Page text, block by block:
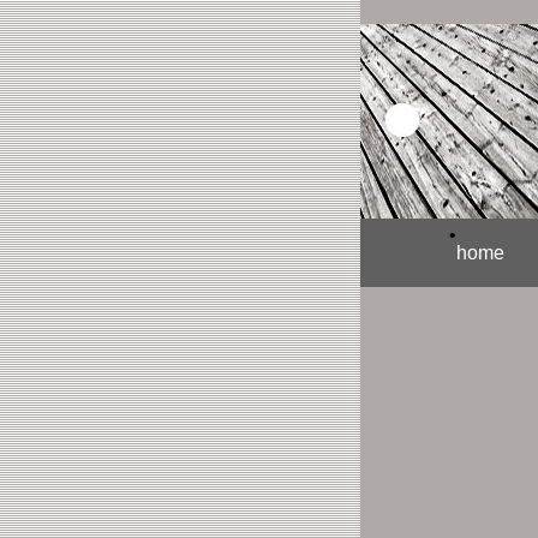
•
home